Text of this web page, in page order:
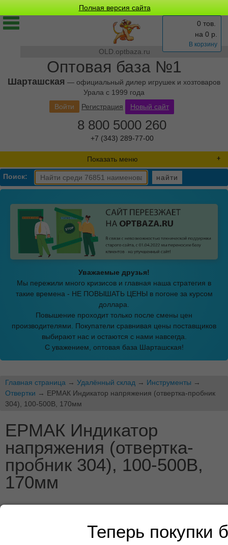
Полная версия сайта
OLD.optbaza.ru
Оптовая база №1
Шарташская — официальный дилер игрушек и хозтоваров
Урала с 1999 года
0 тов.
на 0 р.
В корзину
Войти Регистрация Новый сайт
8 800 5000 260
+7 (343) 289-77-00
Показать меню
Поиск: найти
Теперь покупки
Уважаемые друзья!
Мы пережили много кризисов и главная наша стратегия в
такие времена - НЕ ПОВЫШАТЬ ЦЕНЫ в погоне за курсом
доллара.
Повышение проходит только после смены цен
производителями. Покупатели сравнивая цены поставщиков
выбирают нас и остаются с нами навсегда.
С уважением, оптовая база Шарташская!
Главная страница → Удалённый склад → Инструменты →
Отвертки → ЕРМАК Индикатор напряжения (отвертка-пробник
304), 100-500В, 170мм
ЕРМАК Индикатор
напряжения (отвертка-
пробник 304), 100-500В,
170мм